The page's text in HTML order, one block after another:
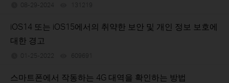
08-29-2024 131219
iOS14 또는 iOS15에서의 취약한 보안 및 개인 정보 보호에
대한 경고
01-25-2022 609691
스마트폰에서 작동하는 4G 대역을 확인하는 방법